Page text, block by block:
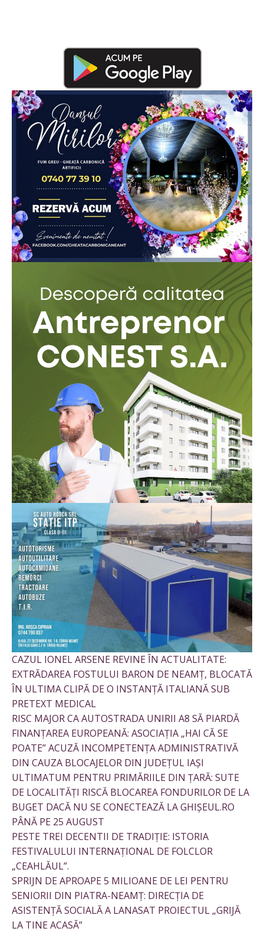
CAZUL IONEL ARSENE REVINE ÎN ACTUALITATE:
EXTRĂDAREA FOSTULUI BARON DE NEAMȚ, BLOCATĂ
ÎN ULTIMA CLIPĂ DE O INSTANȚĂ ITALIANĂ SUB
PRETEXT MEDICAL
RISC MAJOR CA AUTOSTRADA UNIRII A8 SĂ PIARDĂ
FINANȚAREA EUROPEANĂ: ASOCIAȚIA „HAI CĂ SE
POATE” ACUZĂ INCOMPETENȚA ADMINISTRATIVĂ
DIN CAUZA BLOCAJELOR DIN JUDEȚUL IAȘI
ULTIMATUM PENTRU PRIMĂRIILE DIN ȚARĂ: SUTE
DE LOCALITĂȚI RISCĂ BLOCAREA FONDURILOR DE LA
BUGET DACĂ NU SE CONECTEAZĂ LA GHIȘEUL.RO
PÂNĂ PE 25 AUGUST
PESTE TREI DECENTII DE TRADIȚIE: ISTORIA
FESTIVALULUI INTERNAȚIONAL DE FOLCLOR
„CEAHLĂUL”.
SPRIJN DE APROAPE 5 MILIOANE DE LEI PENTRU
SENIORII DIN PIATRA-NEAMȚ: DIRECȚIA DE
ASISTENȚĂ SOCIALĂ A LANASAT PROIECTUL „GRIJĂ
LA TINE ACASĂ”